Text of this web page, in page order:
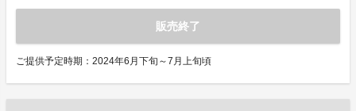
販売終了
ご提供予定時期：2024年6月下旬～7月上旬頃